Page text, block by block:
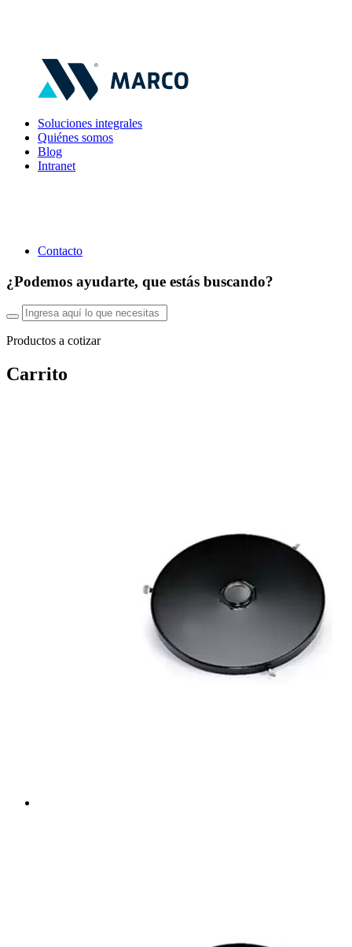
Soluciones integrales
Quiénes somos
Blog
Intranet
Contacto
¿Podemos ayudarte, que estás buscando?
Productos a cotizar
Carrito